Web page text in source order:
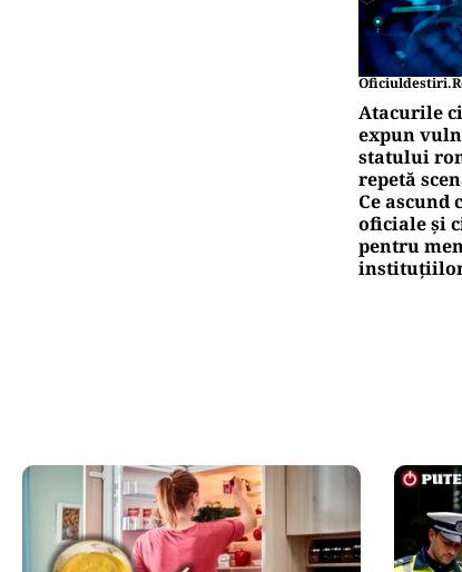
Atacurile
expun
statului
repetă
Ce ascund
oficiale și
pentru